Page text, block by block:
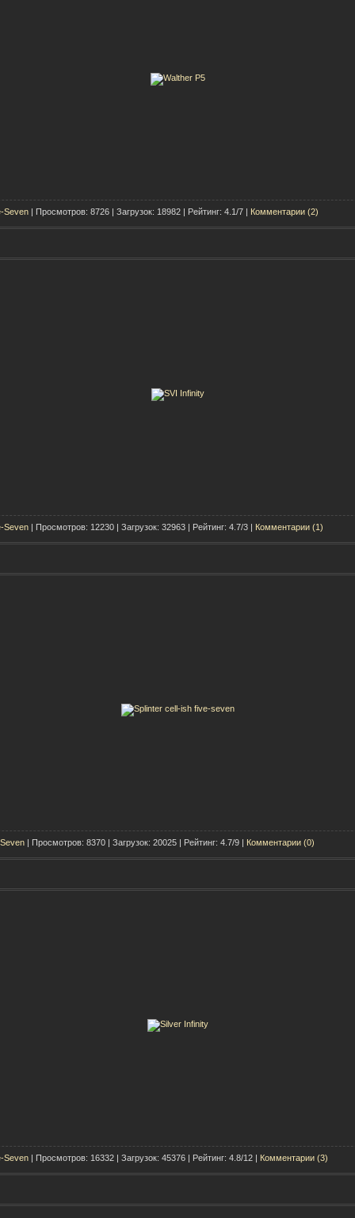
Seven | Просмотров: 8726 | Загрузок: 18982 | Рейтинг: 4.1/7 | Комментарии (2)
Seven | Просмотров: 12230 | Загрузок: 32963 | Рейтинг: 4.7/3 | Комментарии (1)
| Просмотров: 8370 | Загрузок: 20025 | Рейтинг: 4.7/9 | Комментарии (0)
Seven | Просмотров: 16332 | Загрузок: 45376 | Рейтинг: 4.8/12 | Комментарии (3)